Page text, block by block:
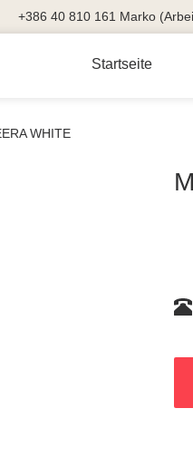
+386 40 810 161 Marko
Startseite
WHITE